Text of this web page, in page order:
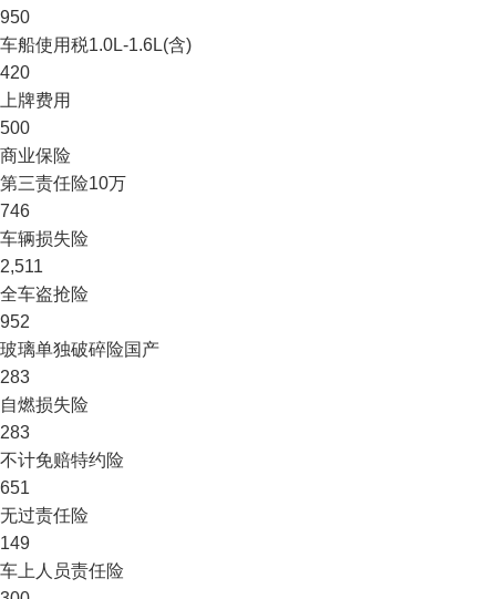
950
车船使用税1.0L-1.6L(含)
420
上牌费用
500
商业保险
第三责任险10万
746
车辆损失险
2,511
全车盗抢险
952
玻璃单独破碎险国产
283
自燃损失险
283
不计免赔特约险
651
无过责任险
149
车上人员责任险